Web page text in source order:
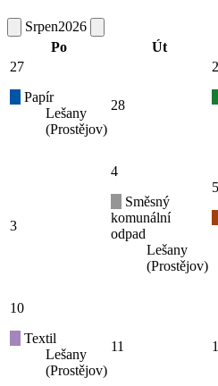
Srpen2026
Po
Út
27
Papír
Lešany
(Prostějov)
28
3
4
Směsný
komunální
odpad
Lešany
(Prostějov)
5
10
Textil
Lešany
(Prostějov)
11